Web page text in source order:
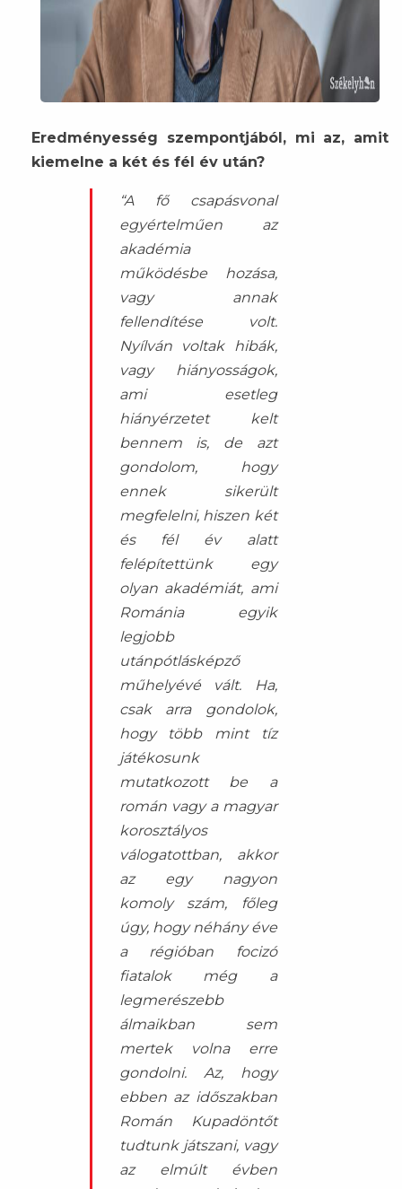
Eredményesség szempontjából, mi az, amit
kiemelne a két és fél év után?
“A fő csapásvonal
egyértelműen az
akadémia
működésbe hozása,
vagy annak
fellendítése volt.
Nyílván voltak hibák,
vagy hiányosságok,
ami esetleg
hiányérzetet kelt
bennem is, de azt
gondolom, hogy
ennek sikerült
megfelelni, hiszen két
és fél év alatt
felépítettünk egy
olyan akadémiát, ami
Románia egyik
legjobb
utánpótlásképző
műhelyévé vált. Ha,
csak arra gondolok,
hogy több mint tíz
játékosunk
mutatkozott be a
román vagy a magyar
korosztályos
válogatottban, akkor
az egy nagyon
komoly szám, főleg
úgy, hogy néhány éve
a régióban focizó
fiatalok még a
legmerészebb
álmaikban sem
mertek volna erre
gondolni. Az, hogy
ebben az időszakban
Román Kupadöntőt
tudtunk játszani, vagy
az elmúlt évben